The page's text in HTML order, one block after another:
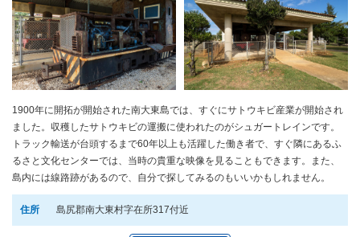
1900年に開拓が開始された南大東島では、すぐにサトウキビ産業が開始され
ました。収穫したサトウキビの運搬に使われたのがシュガートレインです。
トラック輸送が台頭するまで60年以上も活躍した働き者で、すぐ隣にあるふ
るさと文化センターでは、当時の貴重な映像を見ることもできます。また、
島内には線路跡があるので、自分で探してみるのもいいかもしれません。
住所 島尻郡南大東村字在所317付近